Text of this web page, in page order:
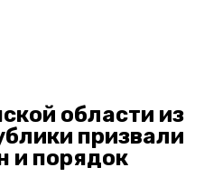
области из
призвали
и порядок